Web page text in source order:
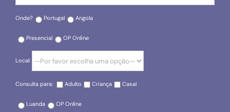
Onde? Portugal Angola
Presencial OP Online
Local:
Consulta para: Adulto Criança Casal
Luanda OP Online